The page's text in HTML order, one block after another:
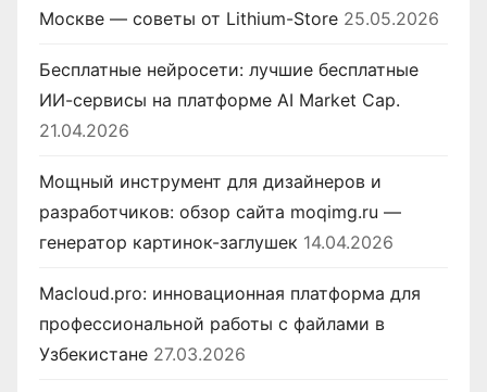
Москве — советы от Lithium-Store 25.05.2026
Бесплатные нейросети: лучшие бесплатные
ИИ-сервисы на платформе AI Market Cap.
21.04.2026
Мощный инструмент для дизайнеров и
разработчиков: обзор сайта moqimg.ru —
генератор картинок-заглушек 14.04.2026
Macloud.pro: инновационная платформа для
профессиональной работы с файлами в
Узбекистане 27.03.2026